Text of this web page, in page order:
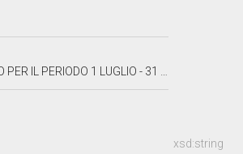
1 LUGLIO - 31 DICEMBRE 1964"
xsd:string